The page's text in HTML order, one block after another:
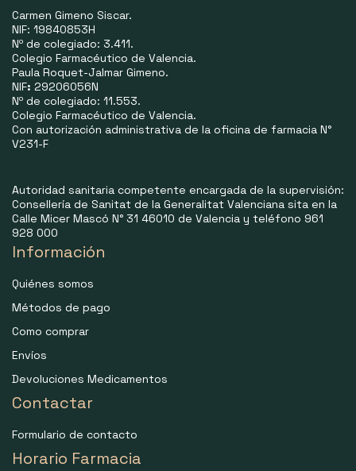
Carmen Gimeno Siscar.
NIF: 19840853H
Nº de colegiado: 3.411.
Colegio Farmacéutico de Valencia.
Paula Roquet-Jalmar Gimeno.
NIF: 29206056N
Nº de colegiado: 11.553.
Colegio Farmacéutico de Valencia.
Con autorización administrativa de la oficina de farmacia N°
V231-F
Autoridad sanitaria competente encargada de la supervisión:
Consellería de Sanitat de la Generalitat Valenciana sita en la
Calle Micer Mascó N° 31 46010 de Valencia y teléfono 961
928 000
Información
Quiénes somos
Métodos de pago
Como comprar
Envíos
Devoluciones Medicamentos
Contactar
Formulario de contacto
Horario Farmacia